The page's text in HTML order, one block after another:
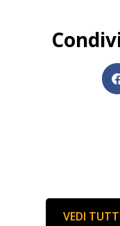
VEDI